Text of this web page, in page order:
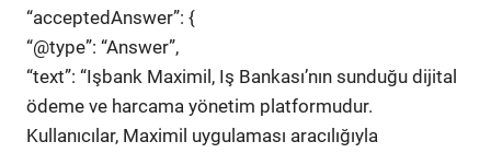
“acceptedAnswer”: {
“@type”: “Answer”,
“text”: “Işbank Maximil, Iş Bankası’nın sunduğu dijital
ödeme ve harcama yönetim platformudur.
Kullanıcılar, Maximil uygulaması aracılığıyla